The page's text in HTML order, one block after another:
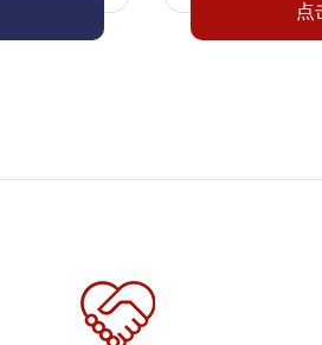
点